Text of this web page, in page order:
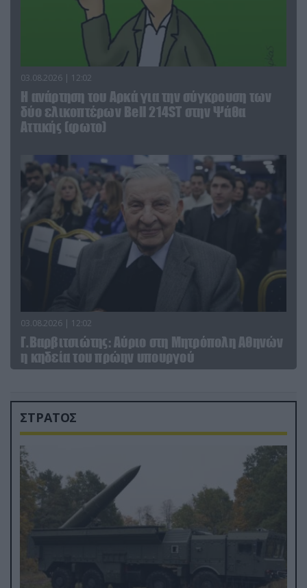
03.08.2026 | 12:02
Η ανάρτηση του Αρκά για την σύγκρουση των
δύο ελικοπτέρων Bell 214ST στην Ψάθα
Αττικής (φωτο)
03.08.2026 | 12:02
Γ.Βαρβιτσιώτης: Aύριο στη Μητρόπολη Αθηνών
η κηδεία του πρώην υπουργού
ΣΤΡΑΤΟΣ